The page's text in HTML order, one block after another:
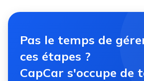
Pas le temps de
ces étapes ?
CapCar s'occupe de